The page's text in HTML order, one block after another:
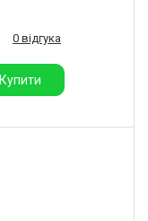
0 відгука
Купити